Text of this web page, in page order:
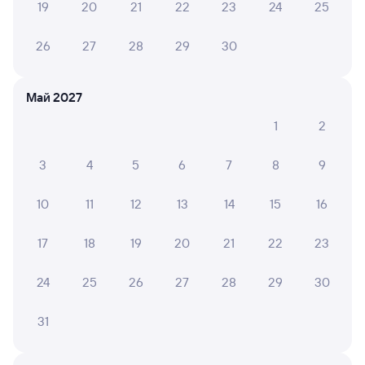
Частые вопросы
на другой поезд?
пассажира?
19 20 21 22 23 24 25
26 27 28 29 30
Май 2027
1
2
3 4 5 6 7 8 9
10 11 12 13 14 15 16
17 18 19 20 21 22 23
24 25 26 27 28 29 30
31